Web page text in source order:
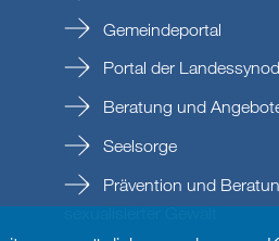
Gemeindeportal
Portal der
Beratung und
Seelsorge
Prävention und
sexualisierter Gewalt